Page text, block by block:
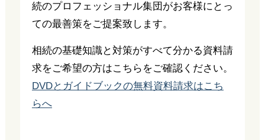
続のプロフェッショナル集団がお客様にとっ
ての最善策をご提案致します。
相続の基礎知識と対策がすべて分かる資料請
求をご希望の方はこちらをご確認ください。
DVDとガイドブックの無料資料請求はこち
らへ